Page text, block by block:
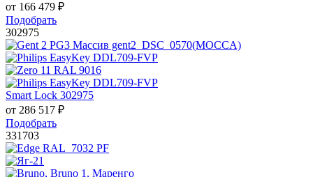
от 166 479 ₽
Подобрать
302975
Smart Lock 302975
от 286 517 ₽
Подобрать
331703